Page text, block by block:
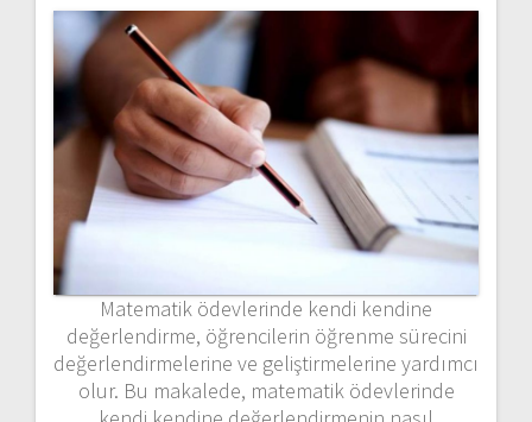
Matematik ödevlerinde kendi kendine
değerlendirme, öğrencilerin öğrenme sürecini
değerlendirmelerine ve geliştirmelerine yardımcı
olur. Bu makalede, matematik ödevlerinde